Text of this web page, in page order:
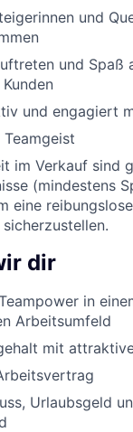
und
und Spaß
und engagiert
im Verkauf sind
(mindestens
eine
dir
in
Arbeitsumfeld
mit
Urlaubsgeld